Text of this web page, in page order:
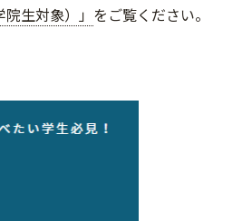
生対象）」 をご覧ください。